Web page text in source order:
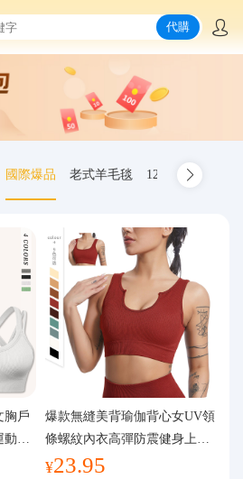
代購
國際爆品 老式羊毛毯 12.00-20 truck
胸戶
動瑜
爆款無縫美背瑜伽背心女UV領
條螺紋內衣高彈防震健身上裝
運動文胸
¥23.95